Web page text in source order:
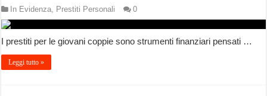
In Evidenza, Prestiti Personali 0
I prestiti per le giovani coppie sono strumenti finanziari pensati …
Leggi tutto »